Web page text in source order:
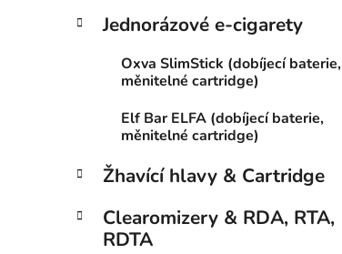
n
Jednorázové e-cigarety
Oxva SlimStick (dobíjecí baterie,
měnitelné cartridge)
Elf Bar ELFA (dobíjecí baterie,
měnitelné cartridge)
Žhavící hlavy & Cartridge
Clearomizery & RDA, RTA,
RDTA